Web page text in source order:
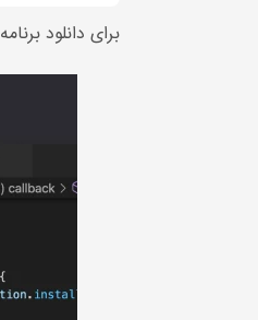
برای دانلود برنامه visual studiocode